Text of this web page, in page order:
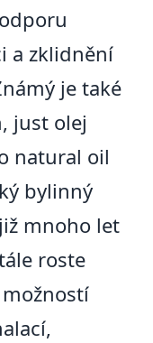
a zklidnění
je také
just olej
natural oil
bylinný
mnoho let
roste